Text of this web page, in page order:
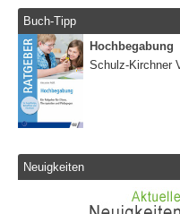
Buch-Tipp
Hochbegabung
Schulz-Kirchner
Neuigkeiten